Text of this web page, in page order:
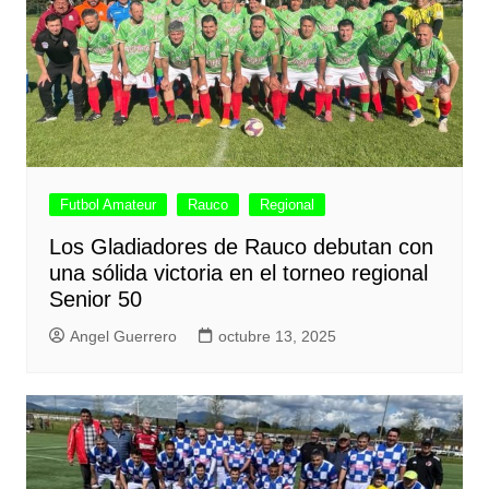
Futbol Amateur Rauco Regional
Los Gladiadores de Rauco debutan con
una sólida victoria en el torneo regional
Senior 50
Angel Guerrero octubre 13, 2025